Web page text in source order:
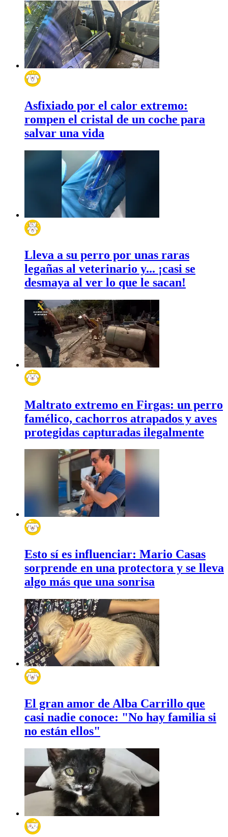
Asfixiado por el calor extremo:
rompen el cristal de un coche para
salvar una vida
Lleva a su perro por unas raras
legañas al veterinario y... ¡casi se
desmaya al ver lo que le sacan!
Maltrato extremo en Firgas: un perro
famélico, cachorros atrapados y aves
protegidas capturadas ilegalmente
Esto sí es influenciar: Mario Casas
sorprende en una protectora y se lleva
algo más que una sonrisa
El gran amor de Alba Carrillo que
casi nadie conoce: "No hay familia si
no están ellos"